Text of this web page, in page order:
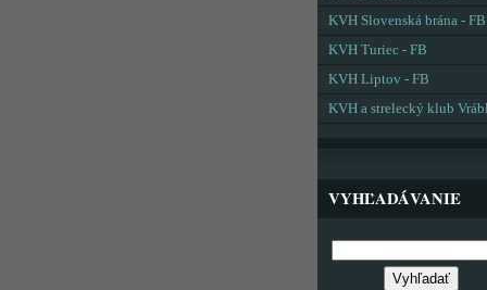
KVH Slovenská brána - FB
KVH Turiec - FB
KVH Liptov - FB
KVH a strelecký klub
VYHĽADÁVANIE